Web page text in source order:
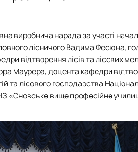
монографії
виробнича нарада за участі
лісничого Вадима Фесюна,
відтворення лісів та лісових
Маурера, доцента кафедри
та лісового господарства
«Сновське вище професійне